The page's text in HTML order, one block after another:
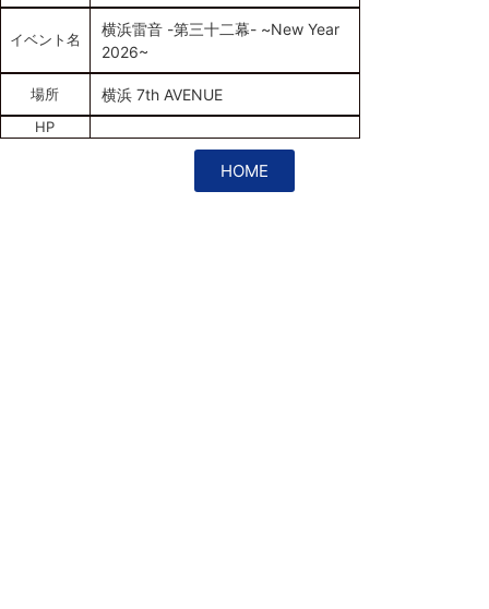
イベント名
横浜雷音 -第三十二幕- ~New Year
2026~
場所 横浜 7th AVENUE
HP
HOME